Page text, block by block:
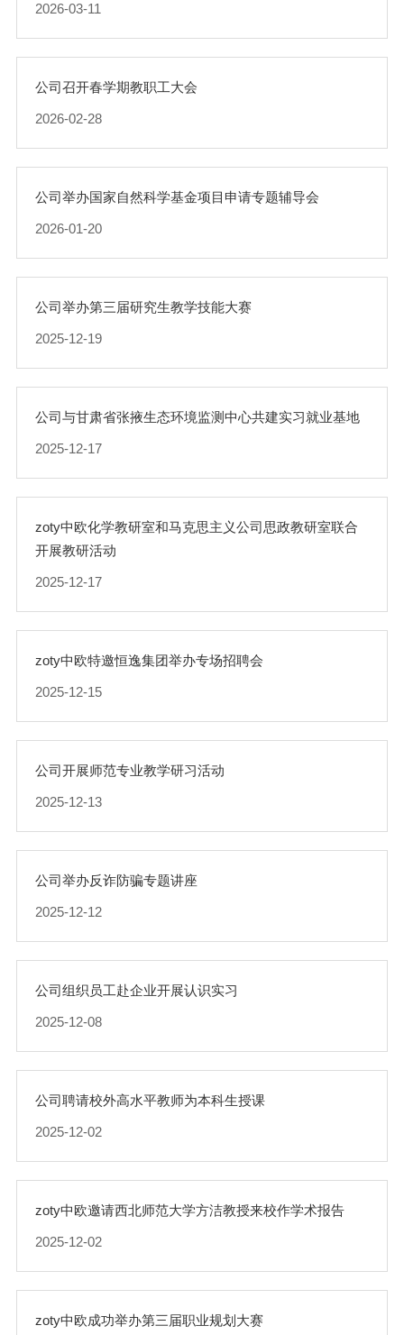
2026-03-11
公司召开春学期教职工大会
2026-02-28
公司举办国家自然科学基金项目申请专题辅导会
2026-01-20
公司举办第三届研究生教学技能大赛
2025-12-19
公司与甘肃省张掖生态环境监测中心共建实习就业基地
2025-12-17
zoty中欧化学教研室和马克思主义公司思政教研室联合
开展教研活动
2025-12-17
zoty中欧特邀恒逸集团举办专场招聘会
2025-12-15
公司开展师范专业教学研习活动
2025-12-13
公司举办反诈防骗专题讲座
2025-12-12
公司组织员工赴企业开展认识实习
2025-12-08
公司聘请校外高水平教师为本科生授课
2025-12-02
zoty中欧邀请西北师范大学方洁教授来校作学术报告
2025-12-02
zoty中欧成功举办第三届职业规划大赛